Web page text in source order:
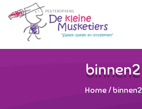
binnen2
Home / binnen2